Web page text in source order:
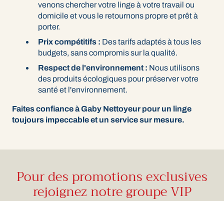
venons chercher votre linge à votre travail ou
domicile et vous le retournons propre et prêt à
porter.
Prix compétitifs : Des tarifs adaptés à tous les
budgets, sans compromis sur la qualité.
Respect de l'environnement : Nous utilisons
des produits écologiques pour préserver votre
santé et l'environnement.
Faites confiance à Gaby Nettoyeur pour un linge
toujours impeccable et un service sur mesure.
Pour des promotions exclusives
rejoignez notre groupe VIP